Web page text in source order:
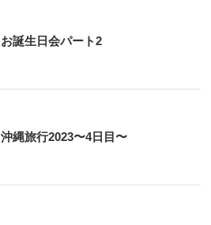
お誕生日会パート2
沖縄旅行2023〜4日目〜